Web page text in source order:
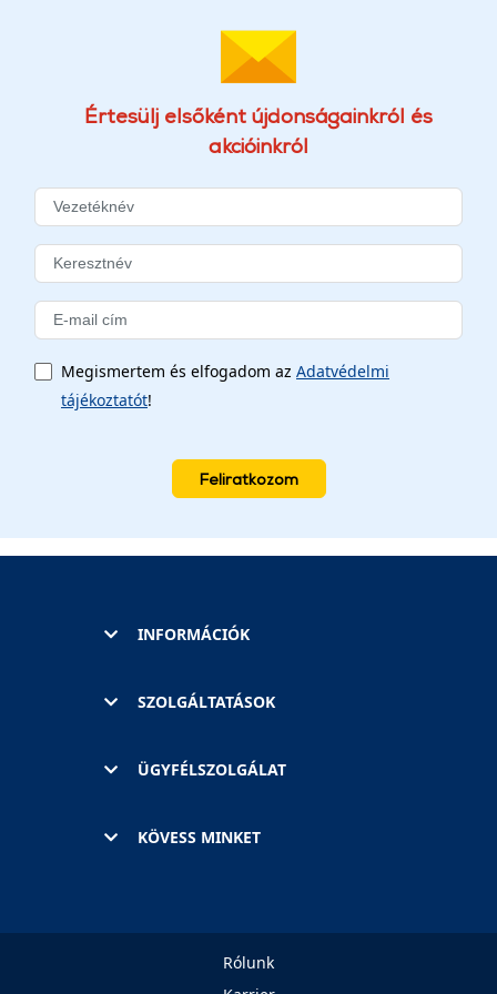
Értesülj elsőként újdonságainkról és
akcióinkról
Megismertem és elfogadom az Adatvédelmi
tájékoztatót!
Feliratkozom
INFORMÁCIÓK
SZOLGÁLTATÁSOK
ÜGYFÉLSZOLGÁLAT
KÖVESS MINKET
Rólunk